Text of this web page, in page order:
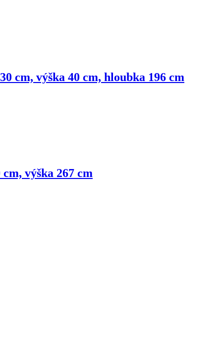
cm, výška 40 cm, hloubka 196 cm
výška 267 cm